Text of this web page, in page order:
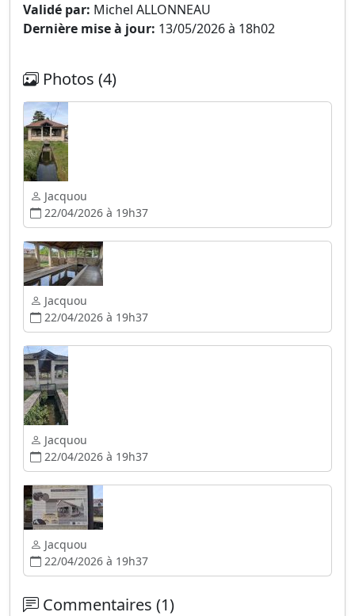
Validé par: Michel ALLONNEAU
Dernière mise à jour: 13/05/2026 à 18h02
Photos (4)
Jacquou
22/04/2026 à 19h37
Jacquou
22/04/2026 à 19h37
Jacquou
22/04/2026 à 19h37
Jacquou
22/04/2026 à 19h37
Commentaires (1)